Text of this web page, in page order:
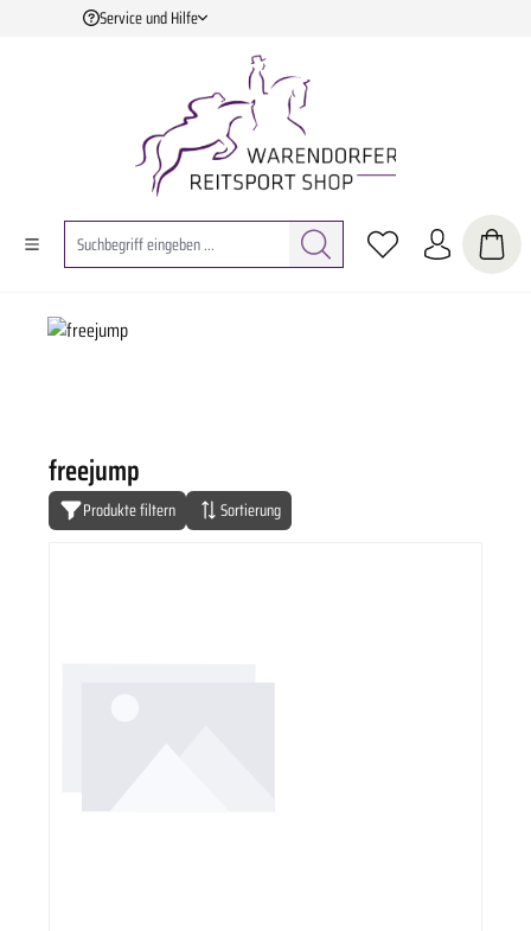
Zum Hauptinhalt springen
Service und Hilfe
freejump
Produkte filtern Sortierung